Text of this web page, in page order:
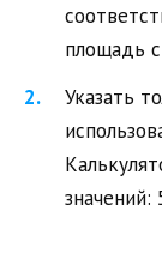
площадь
Указать